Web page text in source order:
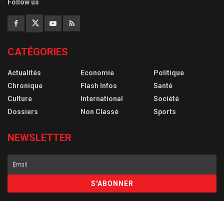
Follow us
CATÉGORIES
Actualités
Chronique
Culture
Dossiers
Economie
Flash Infos
International
Non Classé
Politique
Santé
Société
Sports
NEWSLETTER